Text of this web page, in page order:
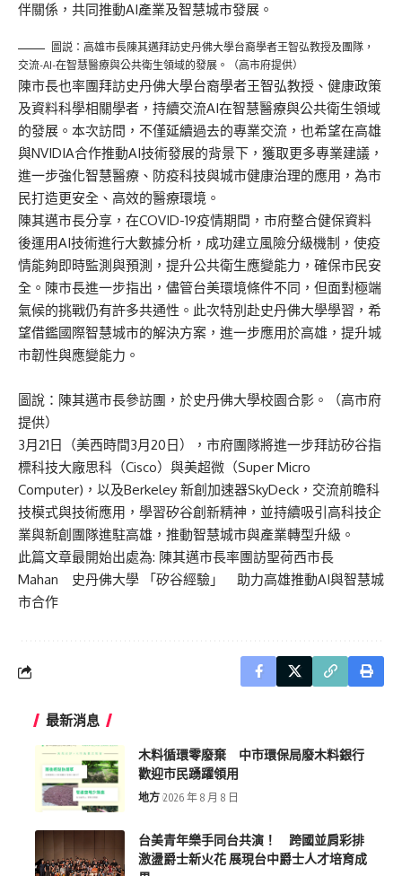
伴關係，共同推動AI產業及智慧城市發展。
圖説：高雄市長陳其邁拜訪史丹佛大學台裔學者王智弘教授及團隊，
交流-AI-在智慧醫療與公共衛生領域的發展。（高市府提供）
陳市長也率團拜訪史丹佛大學台裔學者王智弘教授、健康政策
及資料科學相關學者，持續交流AI在智慧醫療與公共衛生領域
的發展。本次訪問，不僅延續過去的專業交流，也希望在高雄
與NVIDIA合作推動AI技術發展的背景下，獲取更多專業建議，
進一步強化智慧醫療、防疫科技與城市健康治理的應用，為市
民打造更安全、高效的醫療環境。
陳其邁市長分享，在COVID-19疫情期間，市府整合健保資料
後運用AI技術進行大數據分析，成功建立風險分級機制，使疫
情能夠即時監測與預測，提升公共衛生應變能力，確保市民安
全。陳市長進一步指出，儘管台美環境條件不同，但面對極端
氣候的挑戰仍有許多共通性。此次特別赴史丹佛大學學習，希
望借鑑國際智慧城市的解決方案，進一步應用於高雄，提升城
市韌性與應變能力。
圖說：陳其邁市長參訪團，於史丹佛大學校園合影。（高市府
提供）
3月21日（美西時間3月20日），市府團隊將進一步拜訪矽谷指
標科技大廠思科（Cisco）與美超微（Super Micro
Computer)，以及Berkeley 新創加速器SkyDeck，交流前瞻科
技模式與技術應用，學習矽谷創新精神，並持續吸引高科技企
業與新創團隊進駐高雄，推動智慧城市與產業轉型升級。
此篇文章最開始出處為: 陳其邁市長率團訪聖荷西市長
Mahan 史丹佛大學 「矽谷經驗」 助力高雄推動AI與智慧城
市合作
最新消息
木料循環零廢棄 中市環保局廢木料銀行
歡迎市民踴躍領用
地方 2026 年 8 月 8 日
台美青年樂手同台共演！ 跨國並肩彩排
激盪爵士新火花 展現台中爵士人才培育成